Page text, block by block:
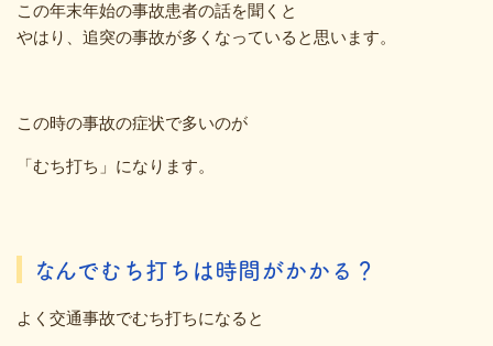
この年末年始の事故患者の話を聞くと
やはり、追突の事故が多くなっていると思います。
この時の事故の症状で多いのが
「むち打ち」になります。
なんでむち打ちは時間がかかる？
よく交通事故でむち打ちになると